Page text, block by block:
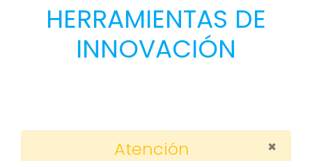
HERRAMIENTAS DE
INNOVACIÓN
×
Atención